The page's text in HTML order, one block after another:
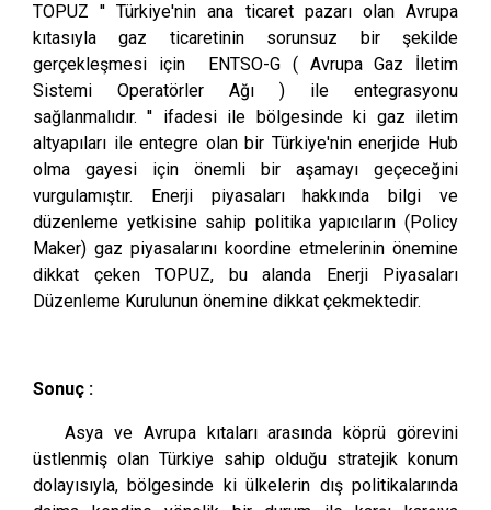
TOPUZ '' Türkiye'nin ana ticaret pazarı olan Avrupa
kıtasıyla gaz ticaretinin sorunsuz bir şekilde
gerçekleşmesi için ENTSO-G ( Avrupa Gaz İletim
Sistemi Operatörler Ağı ) ile entegrasyonu
sağlanmalıdır. '' ifadesi ile bölgesinde ki gaz iletim
altyapıları ile entegre olan bir Türkiye'nin enerjide Hub
olma gayesi için önemli bir aşamayı geçeceğini
vurgulamıştır. Enerji piyasaları hakkında bilgi ve
düzenleme yetkisine sahip politika yapıcıların (Policy
Maker) gaz piyasalarını koordine etmelerinin önemine
dikkat çeken TOPUZ, bu alanda Enerji Piyasaları
Düzenleme Kurulunun önemine dikkat çekmektedir.
Sonuç :
Asya ve Avrupa kıtaları arasında köprü görevini
üstlenmiş olan Türkiye sahip olduğu stratejik konum
dolayısıyla, bölgesinde ki ülkelerin dış politikalarında